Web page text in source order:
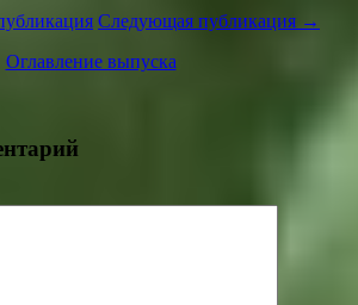
Следующая публикация →
Оглавление выпуска